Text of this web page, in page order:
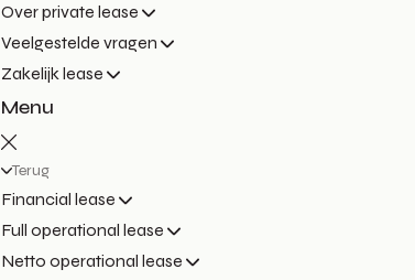
Over private lease
Veelgestelde vragen
Zakelijk lease
Menu
Terug
Financial lease
Full operational lease
Netto operational lease